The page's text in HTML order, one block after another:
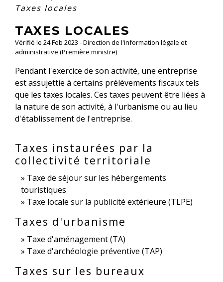
Taxes locales
TAXES LOCALES
Vérifié le 24 Feb 2023 - Direction de l'information légale et
administrative (Première ministre)
Pendant l'exercice de son activité, une entreprise
est assujettie à certains prélèvements fiscaux tels
que les taxes locales. Ces taxes peuvent être liées à
la nature de son activité, à l'urbanisme ou au lieu
d'établissement de l'entreprise.
Taxes instaurées par la
collectivité territoriale
Taxe de séjour sur les hébergements
touristiques
Taxe locale sur la publicité extérieure (TLPE)
Taxes d'urbanisme
Taxe d'aménagement (TA)
Taxe d'archéologie préventive (TAP)
Taxes sur les bureaux